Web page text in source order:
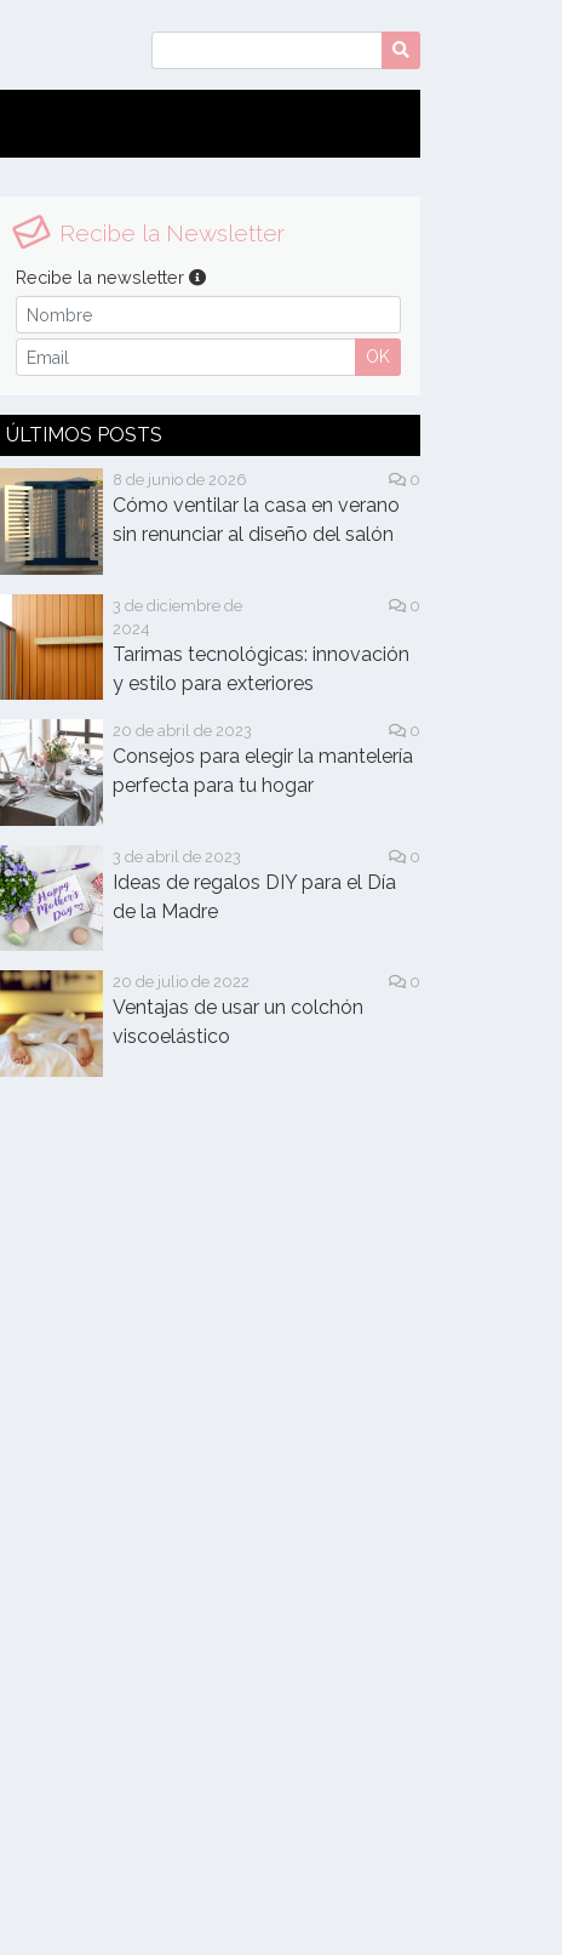
Recibe la Newsletter
Recibe la newsletter
OK
ÚLTIMOS POSTS
8 de junio de 2026 0
Cómo ventilar la casa en verano
sin renunciar al diseño del salón
3 de diciembre de
2024
0
Tarimas tecnológicas: innovación
y estilo para exteriores
20 de abril de 2023 0
Consejos para elegir la mantelería
perfecta para tu hogar
3 de abril de 2023 0
Ideas de regalos DIY para el Día
de la Madre
20 de julio de 2022 0
Ventajas de usar un colchón
viscoelástico